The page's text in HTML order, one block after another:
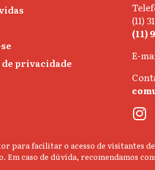
privacidade
(11)
(11)
E-
para facilitar o acesso de visitantes
caso de dúvida, recomendamos